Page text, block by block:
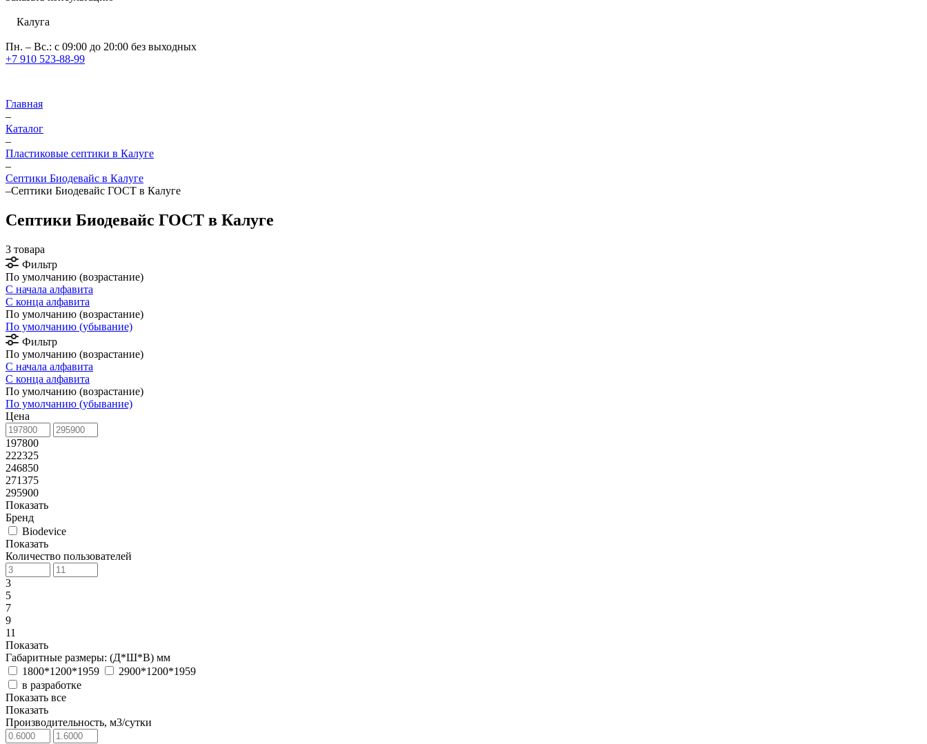
Калуга
Пн. – Вс.: с 09:00 до 20:00 без выходных
+7 910 523-88-99
Главная
–
Каталог
–
Пластиковые септики в Калуге
–
Септики Биодевайс в Калуге
–Септики Биодевайс ГОСТ в Калуге
Септики Биодевайс ГОСТ в Калуге
3 товара
Фильтр
По умолчанию (возрастание)
С начала алфавита
С конца алфавита
По умолчанию (возрастание)
По умолчанию (убывание)
Фильтр
По умолчанию (возрастание)
С начала алфавита
С конца алфавита
По умолчанию (возрастание)
По умолчанию (убывание)
Цена
197800
222325
246850
271375
295900
Показать
Бренд
Biodevice
Показать
Количество пользователей
3
5
7
9
11
Показать
Габаритные размеры: (Д*Ш*В) мм
1800*1200*1959
2900*1200*1959
в разработке
Показать все
Показать
Производительность, м3/сутки